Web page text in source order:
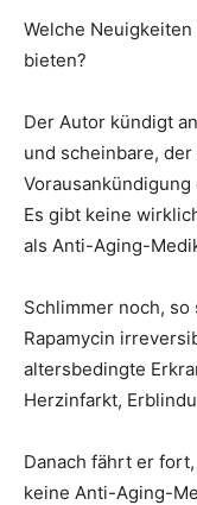
Welche
bieten?
Der Autor kündigt
und scheinbare,
Es gibt keine
als Anti-Aging-
Schlimmer noch, so
Rapamycin
altersbedingte
Herzinfarkt,
Danach fährt er
keine Anti-Aging-